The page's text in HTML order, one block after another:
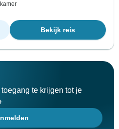
Bekijk reis
te krijgen tot je